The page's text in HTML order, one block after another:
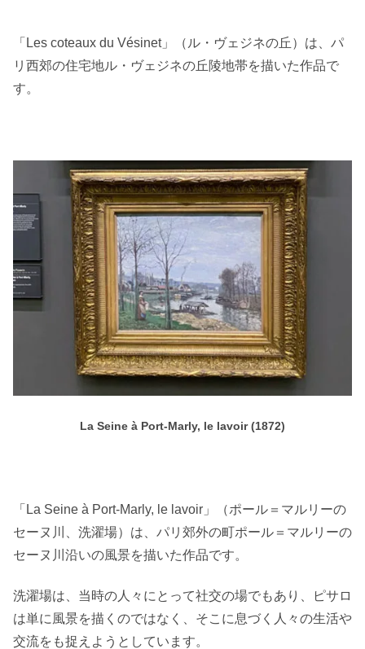
「Les coteaux du Vésinet」（ル・ヴェジネの丘）は、パ
リ西郊の住宅地ル・ヴェジネの丘陵地帯を描いた作品で
す。
La Seine à Port-Marly, le lavoir (1872)
「La Seine à Port-Marly, le lavoir」（ポール＝マルリーの
セーヌ川、洗濯場）は、パリ郊外の町ポール＝マルリーの
セーヌ川沿いの風景を描いた作品です。
洗濯場は、当時の人々にとって社交の場でもあり、ピサロ
は単に風景を描くのではなく、そこに息づく人々の生活や
交流をも捉えようとしています。